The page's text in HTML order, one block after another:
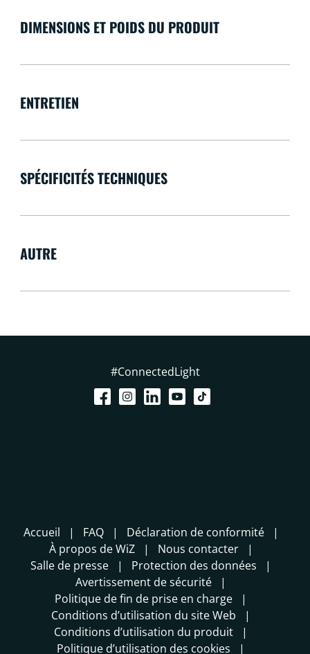
DIMENSIONS ET POIDS DU PRODUIT
ENTRETIEN
SPÉCIFICITÉS TECHNIQUES
AUTRE
#ConnectedLight
Accueil FAQ
Déclaration de conformité
À propos de WiZ
Nous contacter
Salle de presse
Protection des données
Avertissement de sécurité
Politique de fin de prise en charge
Conditions d’utilisation du site Web
Conditions d’utilisation du produit
Politique d’utilisation des cookies